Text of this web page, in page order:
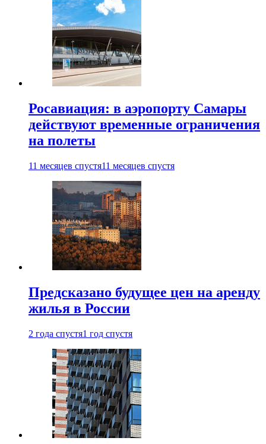
Росавиация: в аэропорту Самары
действуют временные ограничения
на полеты
11 месяцев спустя11 месяцев спустя
Предсказано будущее цен на аренду
жилья в России
2 года спустя1 год спустя